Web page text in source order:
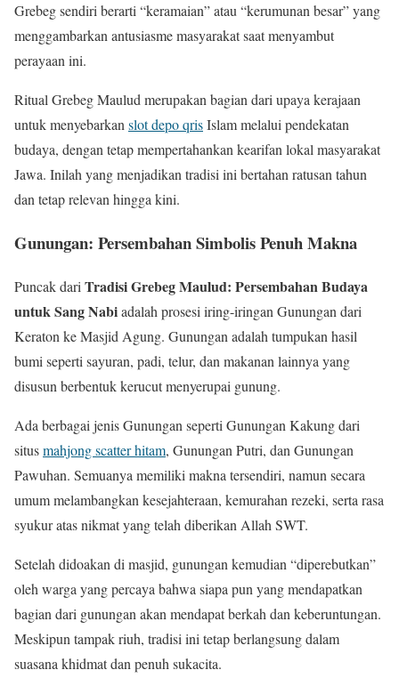
Grebeg sendiri berarti “keramaian” atau “kerumunan besar” yang
menggambarkan antusiasme masyarakat saat menyambut
perayaan ini.
Ritual Grebeg Maulud merupakan bagian dari upaya kerajaan
untuk menyebarkanslot depo qrisIslam melalui pendekatan
budaya, dengan tetap mempertahankan kearifan lokal masyarakat
Jawa. Inilah yang menjadikan tradisi ini bertahan ratusan tahun
dan tetap relevan hingga kini.
Gunungan: Persembahan Simbolis Penuh Makna
Puncak dari Tradisi Grebeg Maulud: Persembahan Budaya
untuk Sang Nabiadalah prosesi iring-iringan Gunungan dari
Keraton ke Masjid Agung. Gunungan adalah tumpukan hasil
bumi seperti sayuran, padi, telur, dan makanan lainnya yang
disusun berbentuk kerucut menyerupai gunung.
Ada berbagai jenis Gunungan seperti Gunungan Kakung dari
situsmahjong scatter hitam, Gunungan Putri, dan Gunungan
Pawuhan. Semuanya memiliki makna tersendiri, namun secara
umum melambangkan kesejahteraan, kemurahan rezeki, serta rasa
syukur atas nikmat yang telah diberikan Allah SWT.
Setelah didoakan di masjid, gunungan kemudian “diperebutkan”
oleh warga yang percaya bahwa siapa pun yang mendapatkan
bagian dari gunungan akan mendapat berkah dan keberuntungan.
Meskipun tampak riuh, tradisi ini tetap berlangsung dalam
suasana khidmat dan penuh sukacita.